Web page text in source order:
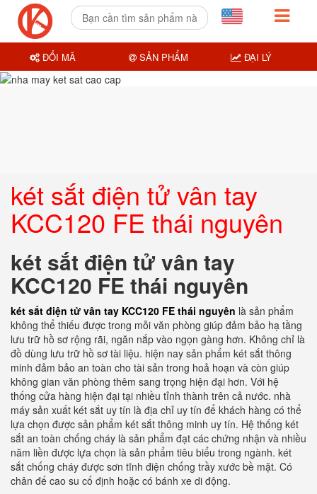
két sắt điện tử vân tay
KCC120 FE thái nguyên
két sắt điện tử vân tay
KCC120 FE thái nguyên
két sắt điện tử vân tay KCC120 FE thái nguyên là sản phẩm
không thể thiếu được trong mỗi văn phòng giúp đảm bảo hạ tầng
lưu trữ hồ sơ rộng rãi, ngăn nắp vào ngọn gàng hơn. Không chỉ là
đồ dùng lưu trữ hồ sơ tài liệu. hiện nay sản phẩm két sắt thông
minh đảm bảo an toàn cho tài sản trong hoả hoạn và còn giúp
không gian văn phòng thêm sang trọng hiện đại hơn. Với hệ
thống cửa hàng hiện đại tại nhiều tỉnh thành trên cả nước. nhà
máy sản xuất két sắt uy tín là địa chỉ uy tín để khách hàng có thể
lựa chọn được sản phẩm két sắt thông minh uy tín. Hệ thống két
sắt an toàn chống cháy là sản phẩm đạt các chứng nhận và nhiều
năm liền được lựa chọn là sản phẩm tiêu biểu trong ngành. két
sắt chống cháy được sơn tĩnh điện chống trầy xước bề mặt. Có
chân đế cao su cố định hoặc có bánh xe di động.
ĐỔI MÃ SẢN PHẨM ĐẠI LÝ